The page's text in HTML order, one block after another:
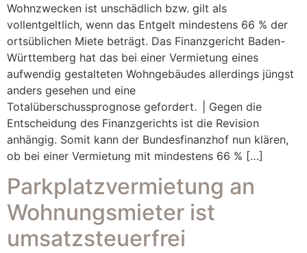
Wohnzwecken ist unschädlich bzw. gilt als
vollentgeltlich, wenn das Entgelt mindestens 66 % der
ortsüblichen Miete beträgt. Das Finanzgericht Baden-
Württemberg hat das bei einer Vermietung eines
aufwendig gestalteten Wohngebäudes allerdings jüngst
anders gesehen und eine
Totalüberschussprognose gefordert. | Gegen die
Entscheidung des Finanzgerichts ist die Revision
anhängig. Somit kann der Bundesfinanzhof nun klären,
ob bei einer Vermietung mit mindestens 66 % […]
Parkplatzvermietung an
Wohnungsmieter ist
umsatzsteuerfrei